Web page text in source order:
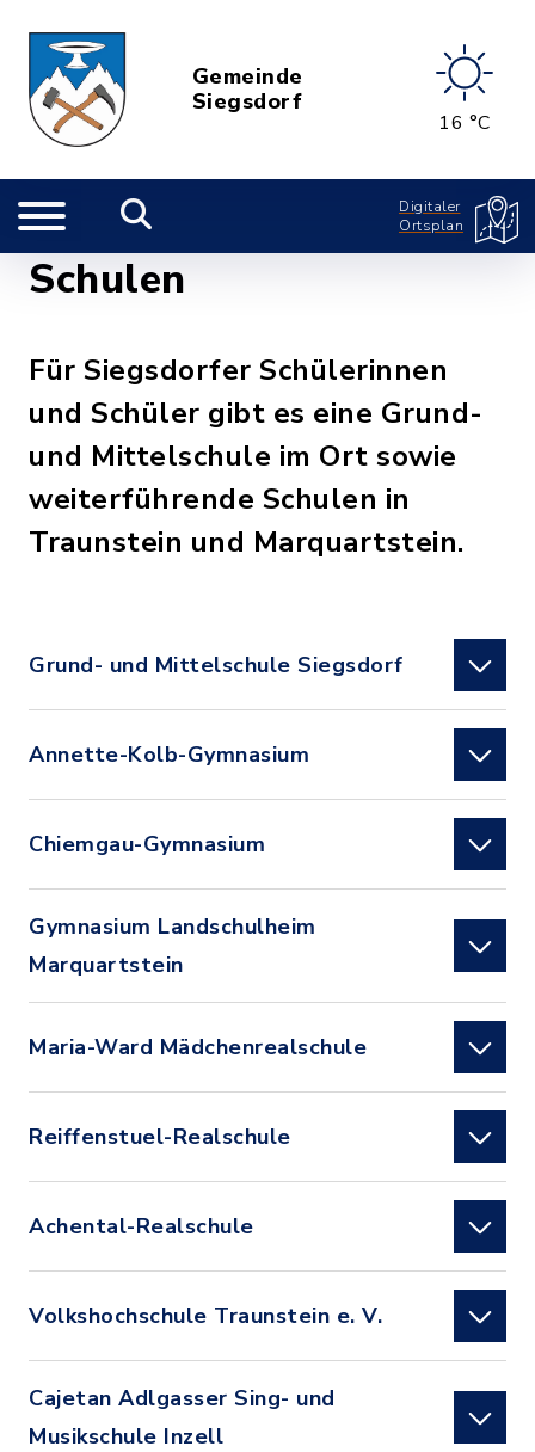
Gemeinde
Siegsdorf
16 °C
Digitaler
Ortsplan
Schulen
Für Siegsdorfer Schülerinnen
und Schüler gibt es eine Grund-
und Mittelschule im Ort sowie
weiterführende Schulen in
Traunstein und Marquartstein.
Grund- und Mittelschule Siegsdorf
Annette-Kolb-Gymnasium
Chiemgau-Gymnasium
Gymnasium Landschulheim
Marquartstein
Maria-Ward Mädchenrealschule
Reiffenstuel-Realschule
Achental-Realschule
Volkshochschule Traunstein e. V.
Cajetan Adlgasser Sing- und
Musikschule Inzell